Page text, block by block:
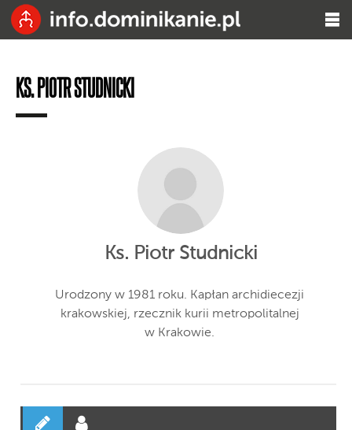
KS. PIOTR STUDNICKI
Ks. Piotr Studnicki
Urodzony w 1981 roku. Kapłan archidiecezji
krakowskiej, rzecznik kurii metropolitalnej
w Krakowie.